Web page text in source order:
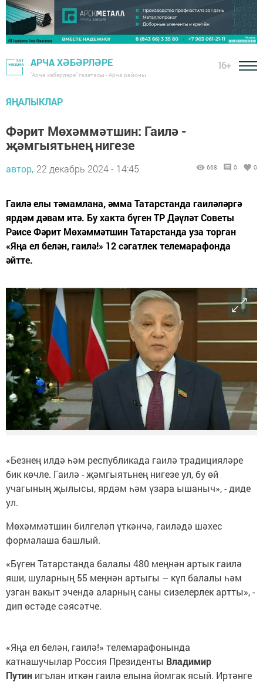
АРЧА ХӘБӘРЛӘРЕ
"Арча хәбәрләре" газетасы - Арча районы
16+
ЯҢАЛЫКЛАР
Фәрит Мөхәммәтшин: Гаилә -
җәмгыятьнең нигезе
автор, 22 декабрь 2024 - 14:45 668 0 0
Гаилә елы тәмамлана, әмма Татарстанда гаиләләргә
ярдәм дәвам итә. Бу хакта бүген ТР Дәүләт Советы
Рәисе Фәрит Мөхәммәтшин Татарстанда уза торган
«Яңа ел белән, гаилә!» 12 сәгатлек телемарафонда
әйтте.
«Безнең илдә һәм республикада гаилә традицияләре
бик көчле. Гаилә - җәмгыятьнең нигезе ул, бу өй
учагының җылысы, ярдәм һәм үзара ышаныч», - диде
ул.
Мөхәммәтшин билгеләп үткәнчә, гаиләдә шәхес
формалаша башлый.
«Бүген Татарстанда балалы 480 меңнән артык гаилә
яши, шуларның 55 меңнән артыгы – күп балалы һәм
узган вакыт эчендә аларның саны сизелерлек артты», -
дип өстәде сәясәтче.
«Яңа ел белән, гаилә!» телемарафонында
катнашучылар Россия Президенты Владимир
Путин игълан иткән гаилә елына йомгак ясый. Иртәнге